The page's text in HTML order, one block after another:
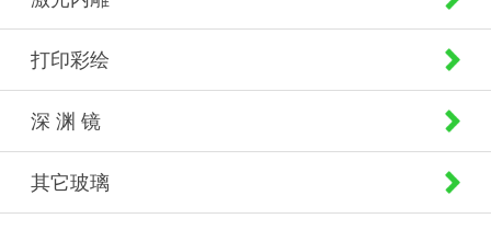
打印彩绘
深 渊 镜
其它玻璃